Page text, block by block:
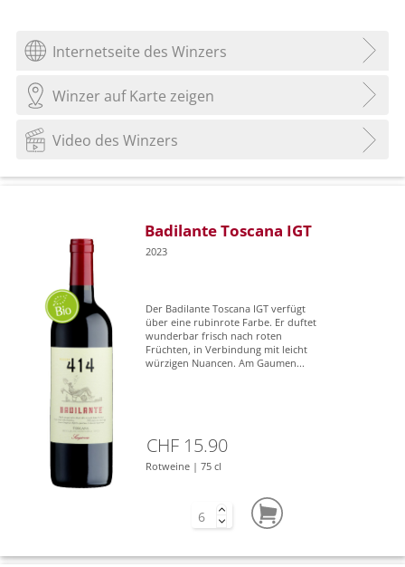
Internetseite des Winzers
Winzer auf Karte zeigen
Video des Winzers
Badilante Toscana IGT
2023
Der Badilante Toscana IGT verfügt
über eine rubinrote Farbe. Er duftet
wunderbar frisch nach roten
Früchten, in Verbindung mit leicht
würzigen Nuancen. Am Gaumen...
CHF 15.90
Rotweine | 75 cl